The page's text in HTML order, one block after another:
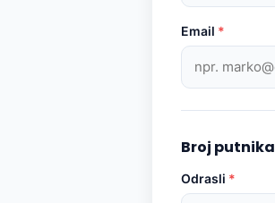
Email *
Broj putnika
Odrasli *